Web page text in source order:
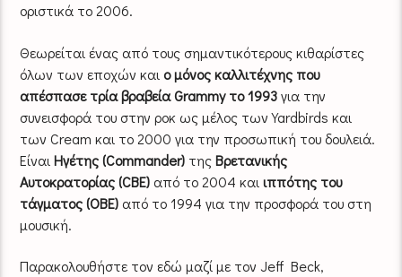
οριστικά το 2006.
Θεωρείται ένας από τους σημαντικότερους κιθαρίστες
όλων των εποχών καιο μόνος καλλιτέχνης που
απέσπασε τρία βραβεία Grammy το 1993για την
συνεισφορά του στην ροκ ως μέλος των Yardbirds και
των Cream και το 2000 για την προσωπική του δουλειά.
ΕίναιΗγέτης (Commander) τηςΒρετανικής
Αυτοκρατορίας (CBE) από το 2004 και ιππότης του
τάγματος (OBE) από το 1994 για την προσφορά του στη
μουσική.
Παρακολουθήστε τον εδώ μαζί με τον Jeff Beck,